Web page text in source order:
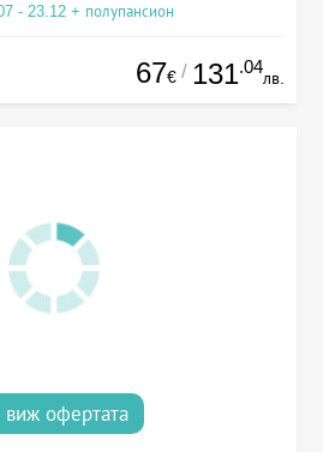
- 23.12 + полупансион
67€ / 131.04
лв.
виж офертата